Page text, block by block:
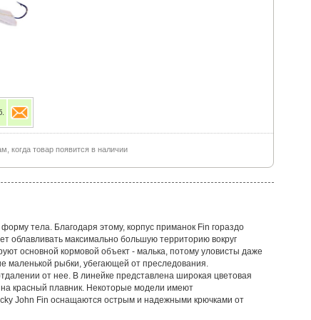
когда товар появится в наличии
тела. Благодаря этому, корпус приманок Fin гораздо
облавливать максимально большую территорию вокруг
основной кормовой объект - малька, потому уловисты даже
маленькой рыбки, убегающей от преследования.
от нее. В линейке представлена широкая цветовая
красный плавник. Некоторые модели имеют
John Fin оснащаются острым и надежными крючками от